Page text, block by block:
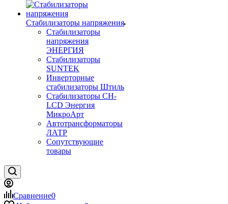
Стабилизаторы напряжения
Стабилизаторы
напряжения
ЭНЕРГИЯ
Стабилизаторы
SUNTEK
Инверторные
стабилизаторы Штиль
Стабилизаторы СН-
LCD Энepгия
МикроАрт
Автотрансформаторы
ЛАТР
Сопутствующие
товары
Сравнение0